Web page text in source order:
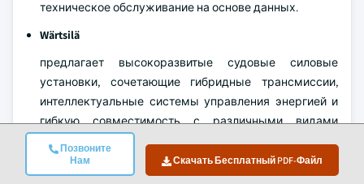
Позвоните
Нам
Скачать Бесплатный PDF-Файл
техническое обслуживание на основе данных.
Wärtsilä
предлагает высокоразвитые судовые силовые
установки, сочетающие гибридные трансмиссии,
интеллектуальные системы управления энергией и
гибкую совместимость с различными видами
топлива для поддержки более чистых и
эффективных судовых операций. В портфеле
представлены двигатели средней и низкой скорости,